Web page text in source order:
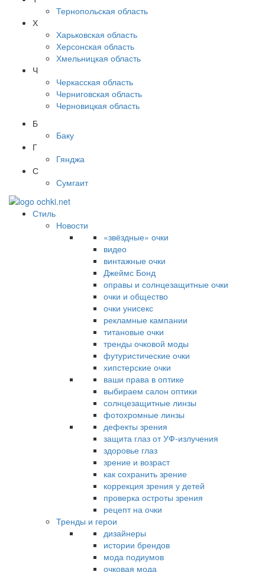
Тернопольская область
Х
Харьковская область
Херсонская область
Хмельницкая область
Ч
Черкасская область
Черниговская область
Черновицкая область
Б
Баку
Г
Гянджа
С
Сумгаит
Стиль
Новости
«звёздные» очки
видео
винтажные очки
Джеймс Бонд
оправы и солнцезащитные очки
очки и общество
очки унисекс
рекламные кампании
титановые очки
тренды очковой моды
футуристические очки
хипстерские очки
ваши права в оптике
выбираем салон оптики
солнцезащитные линзы
фотохромные линзы
дефекты зрения
защита глаз от УФ-излучения
здоровье глаз
зрение и возраст
как сохранить зрение
коррекция зрения у детей
проверка остроты зрения
рецепт на очки
Тренды и герои
дизайнеры
истории брендов
мода подиумов
очковая мода